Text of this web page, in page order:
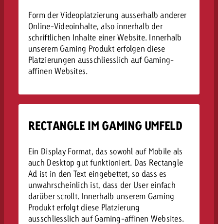
Form der Videoplatzierung ausserhalb anderer
Online-Videoinhalte, also innerhalb der
schriftlichen Inhalte einer Website. Innerhalb
unserem Gaming Produkt erfolgen diese
Platzierungen ausschliesslich auf Gaming-
affinen Websites.
RECTANGLE IM GAMING UMFELD
Ein Display Format, das sowohl auf Mobile als
auch Desktop gut funktioniert. Das Rectangle
Ad ist in den Text eingebettet, so dass es
unwahrscheinlich ist, dass der User einfach
darüber scrollt. Innerhalb unserem Gaming
Produkt erfolgt diese Platzierung
ausschliesslich auf Gaming-affinen Websites.